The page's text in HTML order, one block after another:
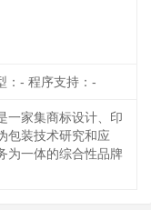
：- 程序支持：-
一家集商标设计、印
包装技术研究和应
为一体的综合性品牌